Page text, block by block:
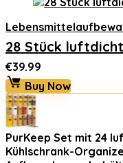
28 Stück
€39.99
Buy Now
PurKeep Set mit 24
Kühlschrank-